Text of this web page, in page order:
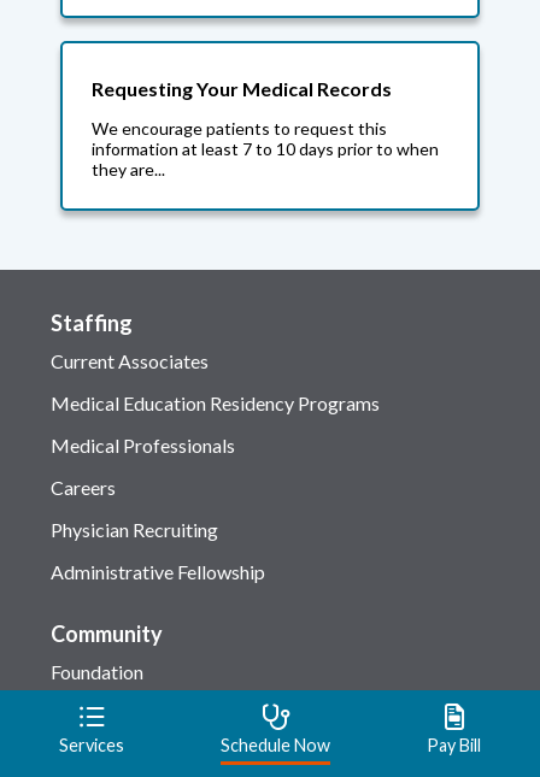
Requesting Your Medical Records
We encourage patients to request this
information at least 7 to 10 days prior to when
they are...
Staffing
Current Associates
Medical Education Residency Programs
Medical Professionals
Careers
Physician Recruiting
Administrative Fellowship
Community
Foundation
Volunteers
Sunburst
Services Schedule Now Pay Bill